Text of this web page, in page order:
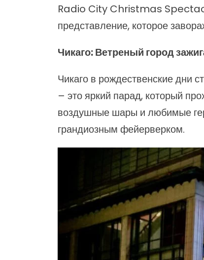
Radio City Christmas
представление, которое
Чикаго: Ветреный город
Чикаго в рождественские
– это яркий парад, который
воздушные шары и любимые
грандиозным фейерверком.